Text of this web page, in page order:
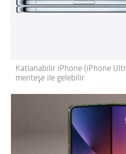
Katlanabilir iPhone (iPhone
menteşe ile gelebilir